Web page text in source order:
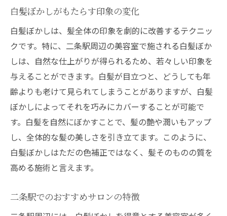
ルを実現
プロの手による自然なグラデーション技術
最新のカラー技術を活用した白髪ぼかし
短時間での施術が可能な美容室
持続性のある白髪ぼかしケア
髪質に合わせたカスタムカラー
施術後のケア方法とアフターサービス
個別カウンセリングで安心白髪ぼかしの技術を
堪能
一人ひとりに合わせたカウンセリングの重
白髪ぼかしにおける施術前のヒアリング
安心して任せられる美容師の選び方
白髪ぼかしがもたらす印象の変化
白髪ぼかしは、髪全体の印象を劇的に改善するテクニッ
クです。特に、二条駅周辺の美容室で施される白髪ぼか
しは、自然な仕上がりが得られるため、若々しい印象を
与えることができます。白髪が目立つと、どうしても年
齢よりも老けて見られてしまうことがありますが、白髪
ぼかしによってそれを巧みにカバーすることが可能で
す。白髪を自然にぼかすことで、髪の艶や潤いもアップ
し、全体的な髪の美しさを引き立てます。このように、
白髪ぼかしはただの色補正ではなく、髪そのものの質を
高める施術と言えます。
二条駅でのおすすめサロンの特徴